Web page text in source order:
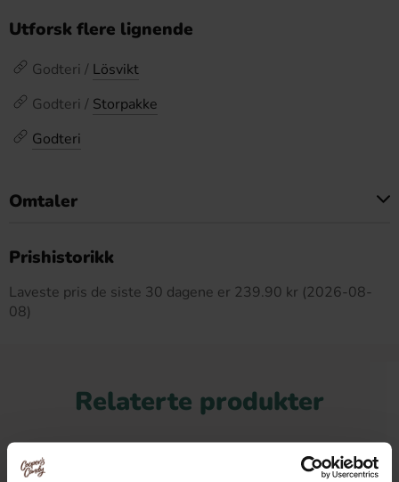
Utforsk flere lignende
Godteri / Lösvikt
Godteri / Storpakke
Godteri
Omtaler
Prishistorikk
Laveste pris de siste 30 dagene er 239.90 kr (2026-08-
08)
Relaterte produkter